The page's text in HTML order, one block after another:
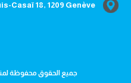
Casaï 18, 1209 Genève
جميع الحقوق محفوظة لمنظمة سام ©